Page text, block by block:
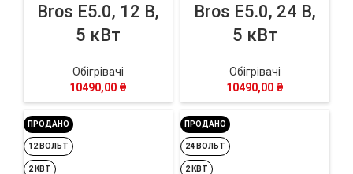
Bros E5.0, 12 В,
5 кВт
Обігрівачі
10490,00 ₴
Bros E5.0, 24 В,
5 кВт
Обігрівачі
10490,00 ₴
ПРОДАНО
12 ВОЛЬТ
2 КВТ
ПРОДАНО
24 ВОЛЬТ
2 КВТ